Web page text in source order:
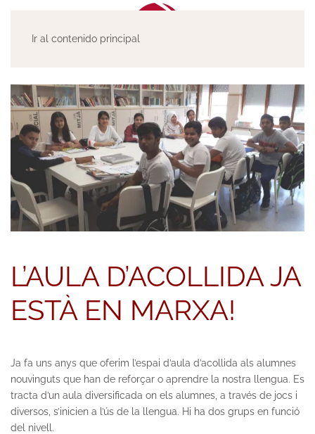
Ir al contenido principal
L’AULA D’ACOLLIDA JA
ESTÀ EN MARXA!
Ja fa uns anys que oferim l’espai d’aula d’acollida als alumnes
nouvinguts que han de reforçar o aprendre la nostra llengua. Es
tracta d’un aula diversificada on els alumnes, a través de jocs i
diversos, s’inicien a l’ús de la llengua. Hi ha dos grups en funció
del nivell.